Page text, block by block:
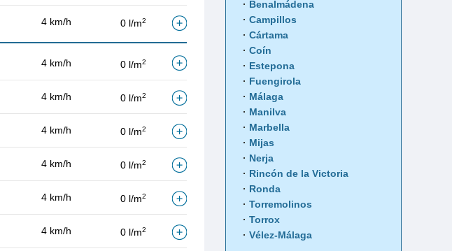
4 km/h 0 l/m2
4 km/h 0 l/m2
4 km/h 0 l/m2
4 km/h 0 l/m2
4 km/h 0 l/m2
4 km/h 0 l/m2
4 km/h 0 l/m2
Benalmádena
Campillos
Cártama
Coín
Estepona
Fuengirola
Málaga
Manilva
Marbella
Mijas
Nerja
Rincón de la Victoria
Ronda
Torremolinos
Torrox
Vélez-Málaga